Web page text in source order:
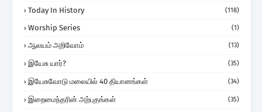
Today In History (118)
Worship Series (1)
ஆலயம் அறிவோம் (13)
இயேசு யார்? (35)
இயேசுவோடு மலையில் 40 தியானங்கள் (34)
இறைமைந்தரின் அற்புதங்கள் (35)